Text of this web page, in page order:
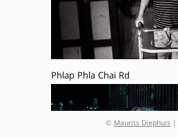
Phlap Phla Chai Rd
© Maurits Diephuis |